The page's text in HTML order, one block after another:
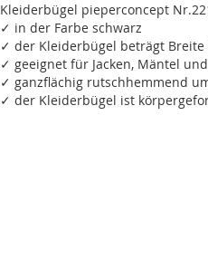
Kleiderbügel pieperconcept
✓ in der Farbe schwarz
✓ der Kleiderbügel beträgt Breite
✓ geeignet für Jacken, Mäntel
✓ ganzflächig rutschhemmend
✓ der Kleiderbügel ist